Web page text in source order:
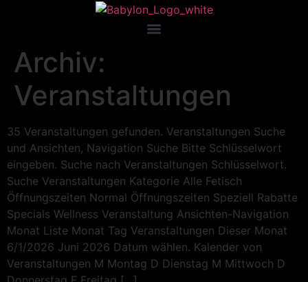
Archiv:
Veranstaltungen
35 Veranstaltungen gefunden. Veranstaltungen Suche
und Ansichten, Navigation Suche Bitte Schlüsselwort
eingeben. Suche nach Veranstaltungen Schlüsselwort.
Suche Veranstaltungen Kategorie Alle Fetisch
Öffnungszeiten Normal Öffnungszeiten Speziell Rabatte
Specials Wellness Veranstaltung Ansichten-Navigation
Monat Liste Monat Tag Veranstaltungen Dieser Monat
6/1/2026 Juni 2026 Datum wählen. Kalender von
Veranstaltungen M Montag D Dienstag M Mittwoch D